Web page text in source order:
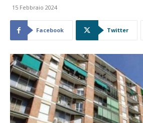
15 Febbraio 2024
Facebook Twitter